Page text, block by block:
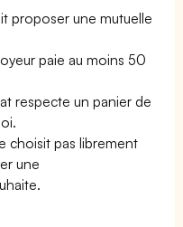
proposer une mutuelle
paie au moins 50
respecte un panier de
choisit pas librement
une